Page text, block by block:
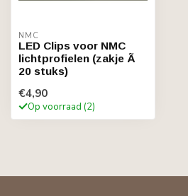
NMC
LED Clips voor NMC
lichtprofielen (zakje Ã
20 stuks)
€4,90
Op voorraad (2)